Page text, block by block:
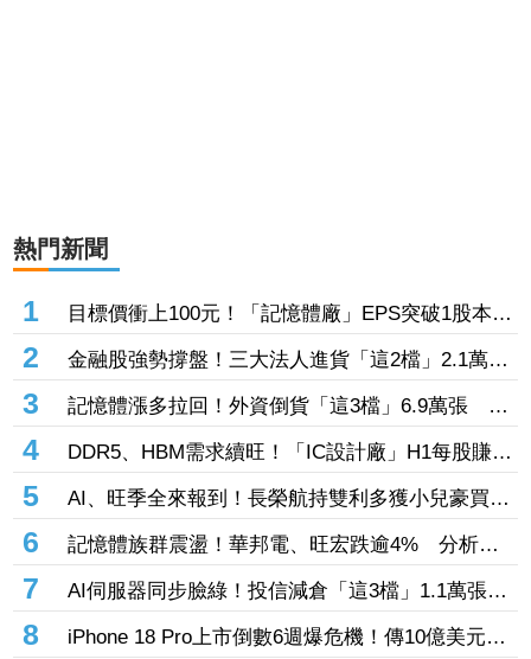
熱門新聞
1
目標價衝上100元！「記憶體廠」EPS突破1股本
DRAM大漲45%＋合作美光獲利迎轉機
2
金融股強勢撐盤！三大法人進貨「這2檔」2.1萬
張 投8.54億元連12日進場三商壽
3
記憶體漲多拉回！外資倒貨「這3檔」6.9萬張 連
賣華邦電2天捲102億元
4
DDR5、HBM需求續旺！「IC設計廠」H1每股賺
9.13元 董座：搶晶圓產能比毛利率更重要
5
AI、旺季全來報到！長榮航持雙利多獲小兒豪買逾
53萬張成寵兒 「這檔」前7月營收狂超去年全年
也獲青睞
6
記憶體族群震盪！華邦電、旺宏跌逾4% 分析師
點名「這2檔」多頭：布局看技術面
7
AI伺服器同步臉綠！投信減倉「這3檔」1.1萬張
投信連砍緯創2刀帶走18.96億元
8
iPhone 18 Pro上市倒數6週爆危機！傳10億美元晶